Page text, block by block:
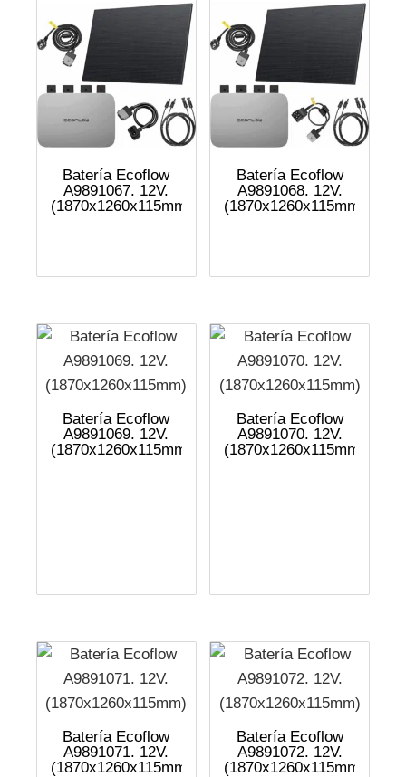
Batería Ecoflow
A9891067. 12V.
(1870x1260x115mm)
Batería Ecoflow
A9891068. 12V.
(1870x1260x115mm)
Batería Ecoflow
A9891069. 12V.
(1870x1260x115mm)
Batería Ecoflow
A9891070. 12V.
(1870x1260x115mm)
Batería Ecoflow
A9891071. 12V.
(1870x1260x115mm)
Batería Ecoflow
A9891072. 12V.
(1870x1260x115mm)